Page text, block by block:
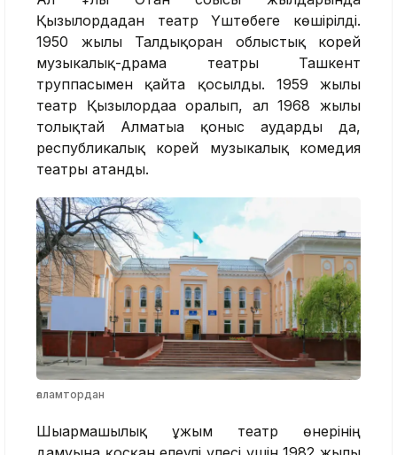
Қызылордадан театр Үштөбеге көшірілді.
1950 жылы Талдықорған облыстық корей
музыкалық-драма театры Ташкент
труппасымен қайта қосылды. 1959 жылы
театр Қызылордаға оралып, ал 1968 жылы
толықтай Алматыға қоныс аударды да,
республикалық корей музыкалық комедия
театры атанды.
ғаламтордан
Шығармашылық ұжым театр өнерінің